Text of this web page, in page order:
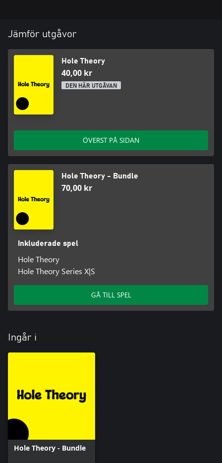
Jämför utgåvor
Hole Theory
40,00 kr
DEN HÄR UTGÅVAN
ÖVERST PÅ SIDAN
Hole Theory - Bundle
70,00 kr
Inkluderade spel
Hole Theory
Hole Theory Series X|S
GÅ TILL SPEL
Ingår i
Hole Theory - Bundle